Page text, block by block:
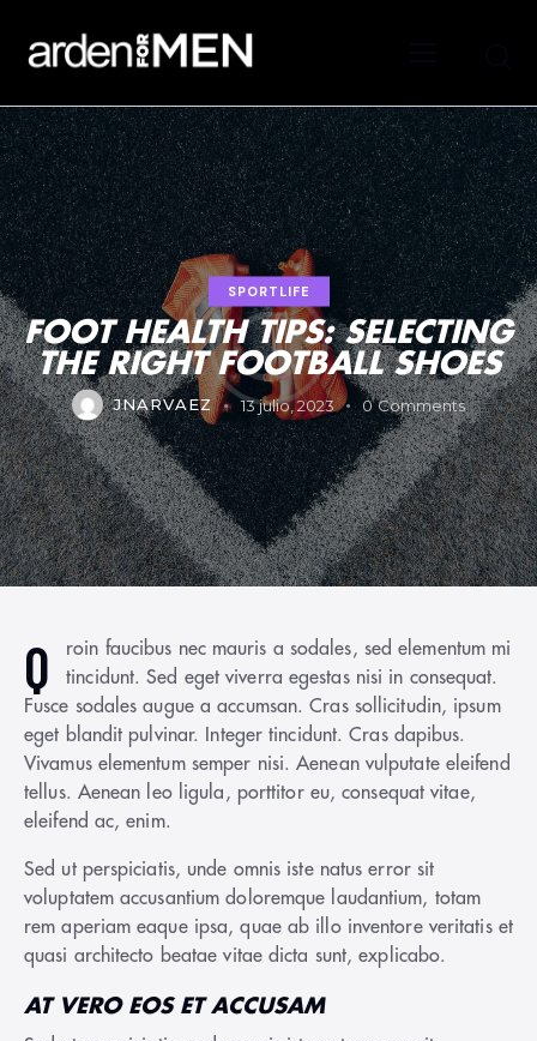
SPORTLIFE
FOOT HEALTH TIPS: SELECTING
THE RIGHT FOOTBALL SHOES
JNARVAEZ 13 julio, 2023 0 Comments
Q
roin faucibus nec mauris a sodales, sed elementum mi
tincidunt. Sed eget viverra egestas nisi in consequat.
Fusce sodales augue a accumsan. Cras sollicitudin, ipsum
eget blandit pulvinar. Integer tincidunt. Cras dapibus.
Vivamus elementum semper nisi. Aenean vulputate eleifend
tellus. Aenean leo ligula, porttitor eu, consequat vitae,
eleifend ac, enim.
Sed ut perspiciatis, unde omnis iste natus error sit
voluptatem accusantium doloremque laudantium, totam
rem aperiam eaque ipsa, quae ab illo inventore veritatis et
quasi architecto beatae vitae dicta sunt, explicabo.
AT VERO EOS ET ACCUSAM